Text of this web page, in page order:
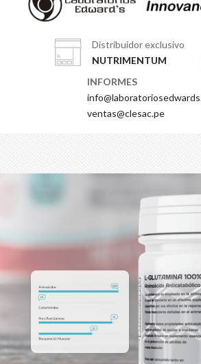
Distribuidor exclusivo
NUTRIMENTUM
INFORMES
ventas@clesac.pe